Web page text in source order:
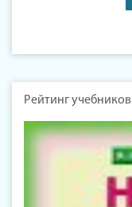
Рейтинг учебников